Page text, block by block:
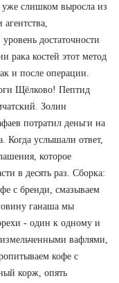
слишком выросла из
достаточности
рака костей этот метод
и после операции.
Щёлково! Пептид
Золин
потратил деньги на
Когда услышали ответ,
которое
в десять раз. Сборка:
с бренди, смазываем
ганаша мы
- один к одному и
вафлями,
кофе с
корж, опять